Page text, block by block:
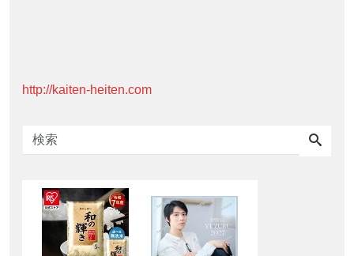
http://kaiten-heiten.com